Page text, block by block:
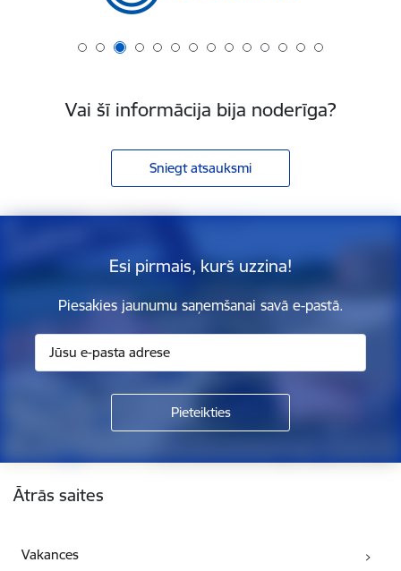
Vai šī informācija bija noderīga?
Sniegt atsauksmi
Esi pirmais, kurš uzzina!
Piesakies jaunumu saņemšanai savā e-pastā.
Ātrās saites
Vakances